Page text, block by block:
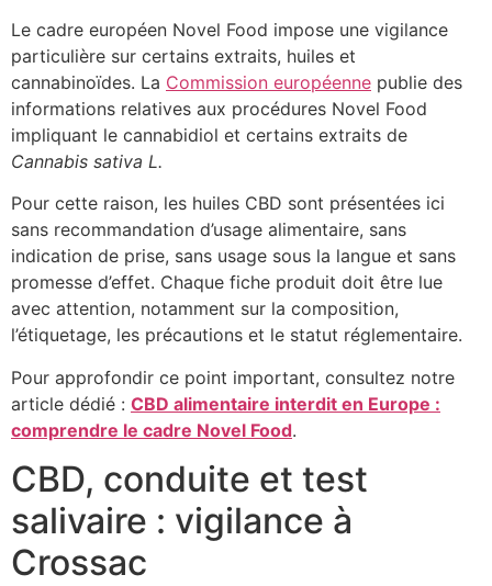
Le cadre européen Novel Food impose une vigilance
particulière sur certains extraits, huiles et
cannabinoïdes. La Commission européenne publie des
informations relatives aux procédures Novel Food
impliquant le cannabidiol et certains extraits de
Cannabis sativa L.
Pour cette raison, les huiles CBD sont présentées ici
sans recommandation d’usage alimentaire, sans
indication de prise, sans usage sous la langue et sans
promesse d’effet. Chaque fiche produit doit être lue
avec attention, notamment sur la composition,
l’étiquetage, les précautions et le statut réglementaire.
Pour approfondir ce point important, consultez notre
article dédié : CBD alimentaire interdit en Europe :
comprendre le cadre Novel Food.
CBD, conduite et test
salivaire : vigilance à
Crossac